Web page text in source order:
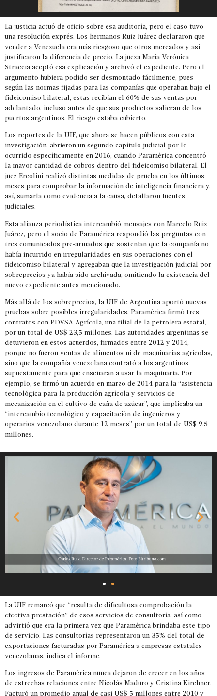
La justicia actuó de oficio sobre esa auditoría, pero el caso tuvo
una resolución exprés. Los hermanos Ruiz Juárez declararon que
vender a Venezuela era más riesgoso que otros mercados y así
justificaron la diferencia de precio. La jueza María Verónica
Straccia aceptó esa explicación y archivó el expediente. Pero el
argumento hubiera podido ser desmontado fácilmente, pues
según las normas fijadas para las compañías que operaban bajo el
fideicomiso bilateral, estas recibían el 60% de sus ventas por
adelantado, incluso antes de que sus productos salieran de los
puertos argentinos. El riesgo estaba cubierto.
Los reportes de la UIF, que ahora se hacen públicos con esta
investigación, abrieron un segundo capítulo judicial por lo
ocurrido específicamente en 2016, cuando Paramérica concentró
la mayor cantidad de cobros dentro del fideicomiso bilateral. El
juez Ercolini realizó distintas medidas de prueba en los últimos
meses para comprobar la información de inteligencia financiera y,
así, sumarla como evidencia a la causa, detallaron fuentes
judiciales.
Esta alianza periodística intercambió mensajes con Marcelo Ruiz
Juárez, pero el socio de Paramérica respondió las preguntas con
tres comunicados pre-armados que sostenían que la compañía no
había incurrido en irregularidades en sus operaciones con el
fideicomiso bilateral y agregaban que la investigación judicial por
sobreprecios ya había sido archivada, omitiendo la existencia del
nuevo expediente antes mencionado.
Más allá de los sobreprecios, la UIF de Argentina aportó nuevas
pruebas sobre posibles irregularidades. Paramérica firmó tres
contratos con PDVSA Agrícola, una filial de la petrolera estatal,
por un total de US$ 23,5 millones. Las autoridades argentinas se
detuvieron en estos acuerdos, firmados entre 2012 y 2014,
porque no fueron ventas de alimentos ni de maquinarias agrícolas,
sino que la compañía venezolana contrató a los argentinos
supuestamente para que enseñaran a usar la maquinaria. Por
ejemplo, se firmó un acuerdo en marzo de 2014 para la “asistencia
tecnológica para la producción agrícola y servicios de
mecanización en el cultivo de caña de azúcar”, que implicaba un
“intercambio tecnológico y capacitación de ingenieros y
operarios venezolano durante 12 meses” por un total de US$ 9,5
millones.
La UIF remarcó que “resulta de dificultosa comprobación la
efectiva prestación” de esos servicios de consultoría, así como
advirtió que era la primera vez que Paramérica brindaba este tipo
de servicio. Las consultorías representaron un 35% del total de
exportaciones facturadas por Paramérica a empresas estatales
venezolanas, indica el informe.
Los ingresos de Paramérica nunca dejaron de crecer en los años
de estrechas relaciones entre Nicolás Maduro y Cristina Kirchner.
Facturó un promedio anual de casi US$ 5 millones entre 2010 y